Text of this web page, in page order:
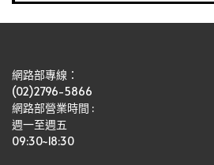
網路部專線：
(02)2796-5866
網路部營業時間 :
週一至週五
09:30~18:30